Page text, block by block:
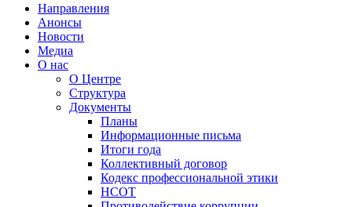
Направления
Анонсы
Новости
Медиа
О нас
О Центре
Структура
Документы
Планы
Информационные письма
Итоги года
Коллективный договор
Кодекс профессиональной этики
НСОТ